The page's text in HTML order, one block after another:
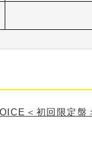
＜初回限定盤